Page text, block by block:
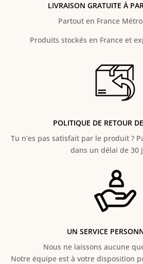
LIVRAISON GRATUITE À
Partout en France
Produits stockés en France et
POLITIQUE DE RETOUR
Tu n’es pas satisfait par le produit ?
dans un délai de 30
UN SERVICE
Nous ne laissons aucune
Notre équipe est à votre disposition